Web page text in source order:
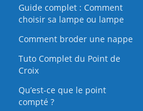
Guide complet : Comment
choisir sa lampe ou lampe
Comment broder une nappe
Tuto Complet du Point de
Croix
Qu’est-ce que le point
compté ?